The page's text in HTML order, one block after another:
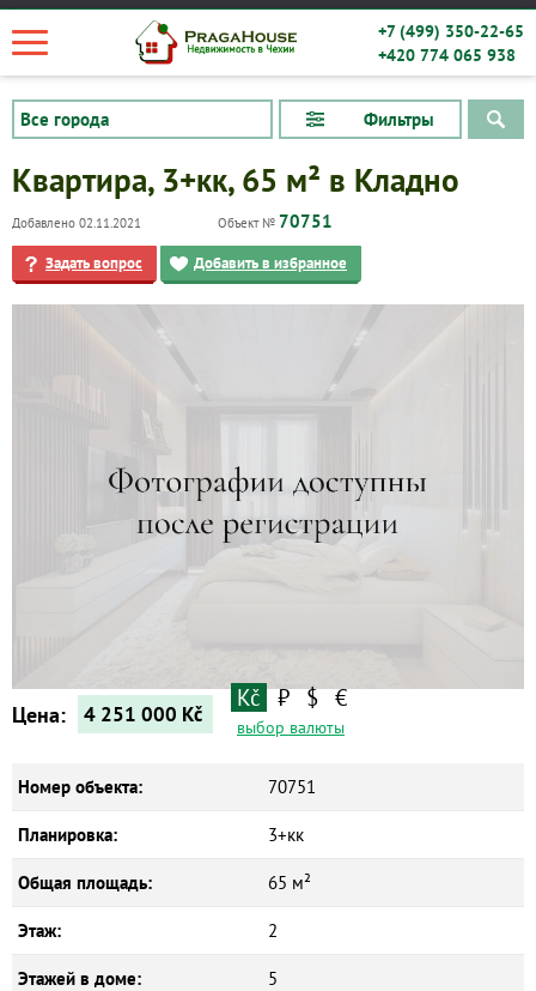
+7 (499) 350-22-65
+420 774 065 938
Фильтры
Дома
Новостройки
Коммерческие объекты
Квартира, 3+кк, 65 м² в Кладно
Добавлено 02.11.2021 Объект № 70751
Задать вопрос Добавить в избранное
Цена: 4 251 000 Kč
Kč ₽ $ €
выбор валюты
Номер объекта: 70751
Планировка: 3+кк
Общая площадь: 65 м²
Этаж: 2
Этажей в доме: 5